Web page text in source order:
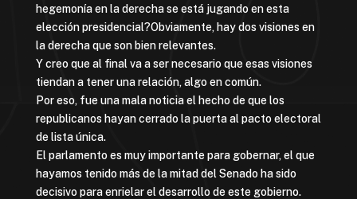
hegemonía en la derecha se está jugando en esta
elección presidencial?Obviamente, hay dos visiones en
la derecha que son bien relevantes.
Y creo que al final va a ser necesario que esas visiones
tiendan a tener una relación, algo en común.
Por eso, fue una mala noticia el hecho de que los
republicanos hayan cerrado la puerta al pacto electoral
de lista única.
El parlamento es muy importante para gobernar, el que
hayamos tenido más de la mitad del Senado ha sido
decisivo para enrielar el desarrollo de este gobierno.